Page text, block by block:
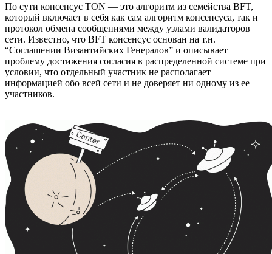
По сути консенсус TON — это алгоритм из семейства BFT,
который включает в себя как сам алгоритм консенсуса, так и
протокол обмена сообщениями между узлами валидаторов
сети. Известно, что BFT консенсус основан на т.н.
“Соглашении Византийских Генералов” и описывает
проблему достижения согласия в распределенной системе при
условии, что отдельный участник не располагает
информацией обо всей сети и не доверяет ни одному из ее
участников.